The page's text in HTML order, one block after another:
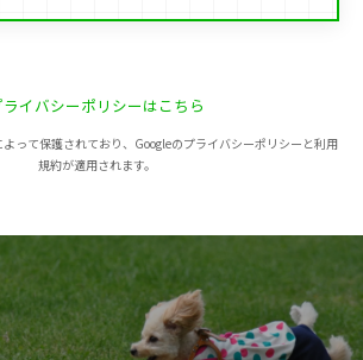
ライバシーポリシーはこちら
よって保護されており、Googleのプライバシーポリシーと利用
規約が適用されます。